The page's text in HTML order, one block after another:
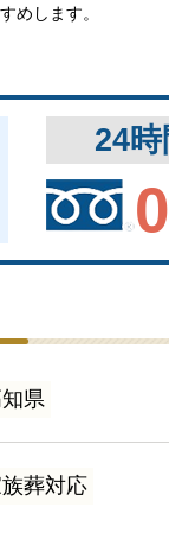
めします。
24
県
葬対応